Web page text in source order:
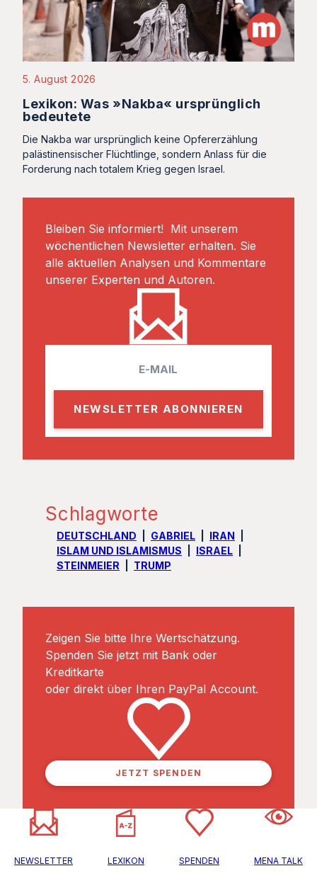
5. August 2026
Lexikon: Was »Nakba« ursprünglich
bedeutete
Die Nakba war ursprünglich keine Opfererzählung
palästinensischer Flüchtlinge, sondern Anlass für die
Forderung nach totalem Krieg gegen Israel.
Bleiben Sie informiert! Mit unserem
wöchentlichen Newsletter erhalten. Sie
alle aktuellen Analysen und Kommentare
unserer Experten und Autoren.
l
Schlagworte
DEUTSCHLAND GABRIEL
IRAN
ISLAM UND ISLAMISMUS
ISRAEL
STEINMEIER
TRUMP
Zeigen Sie bitte Ihre Wertschätzung.
Spenden Sie jetzt mit Bank oder
Kreditkarte
oder direkt über Ihren PayPal Account.
JETZT SPENDEN
NEWSLETTER LEXIKON SPENDEN MENA TALK